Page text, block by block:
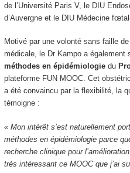
de l’Université Paris V, le DIU
d’Auvergne et le DIU Médecine
Motivé par une volonté sans faille
médicale, le Dr Kampo a également
méthodes en épidémiologiedu
plateforme FUN MOOC. Cet
a été convaincu par la flexibilité, la
témoigne :
« Mon intérêt s’est naturellement
méthodes en épidémiologie parce
recherche clinique pour
très intéressant ce MOOC que j’ai